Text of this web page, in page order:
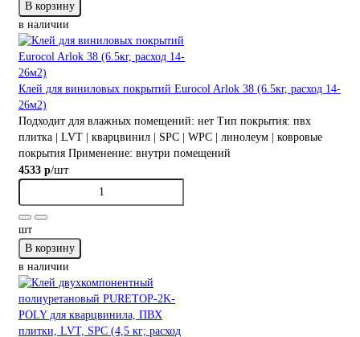
В корзину
в наличии
Клей для виниловых покрытий Eurocol Arlok 38 (6.5кг, расход 14-
26м2)
Подходит для влажных помещений: нет Тип покрытия: пвх
плитка | LVT | кварцвинил | SPC | WPC | линолеум | ковровые
покрытия Применение: внутри помещений
4533 р/шт
шт
В корзину
в наличии